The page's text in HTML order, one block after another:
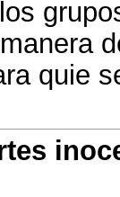
quie